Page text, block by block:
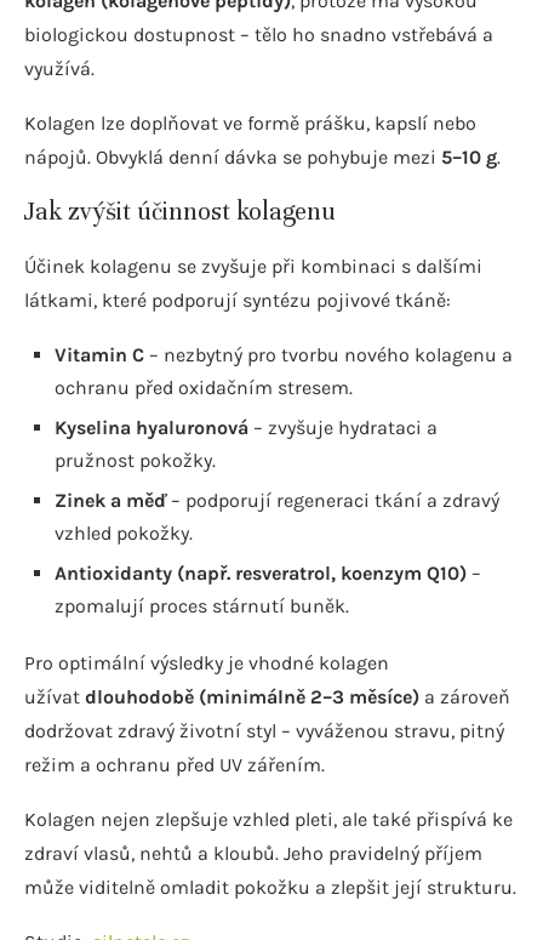
biologickou dostupnost – tělo ho snadno vstřebává a
využívá.
Kolagen lze doplňovat ve formě prášku, kapslí nebo
nápojů. Obvyklá denní dávka se pohybuje mezi 5–10 g.
Jak zvýšit účinnost kolagenu
Účinek kolagenu se zvyšuje při kombinaci s dalšími
látkami, které podporují syntézu pojivové tkáně:
Vitamin C – nezbytný pro tvorbu nového kolagenu a
ochranu před oxidačním stresem.
Kyselina hyaluronová – zvyšuje hydrataci a
pružnost pokožky.
Zinek a měď– podporují regeneraci tkání a zdravý
vzhled pokožky.
Antioxidanty (např. resveratrol, koenzym Q10) –
zpomalují proces stárnutí buněk.
Pro optimální výsledky je vhodné kolagen
užívat dlouhodobě (minimálně 2–3 měsíce) a zároveň
dodržovat zdravý životní styl – vyváženou stravu, pitný
režim a ochranu před UV zářením.
Kolagen nejen zlepšuje vzhled pleti, ale také přispívá ke
zdraví vlasů, nehtů a kloubů. Jeho pravidelný příjem
může viditelně omladit pokožku a zlepšit její strukturu.